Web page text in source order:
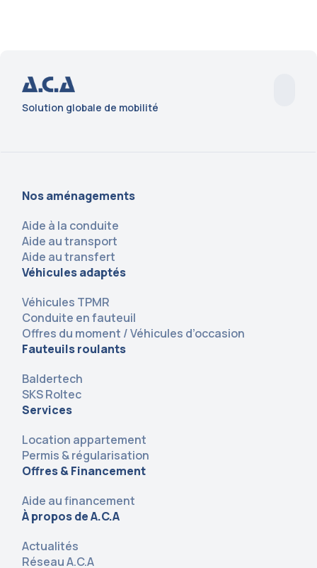
Solution globale de mobilité
Nos aménagements
Aide à la conduite
Aide au transport
Aide au transfert
Véhicules adaptés
Véhicules TPMR
Conduite en fauteuil
Offres du moment / Véhicules d’occasion
Fauteuils roulants
Baldertech
SKS Roltec
Services
Location appartement
Permis & régularisation
Offres & Financement
Aide au financement
À propos de A.C.A
Actualités
Réseau A.C.A